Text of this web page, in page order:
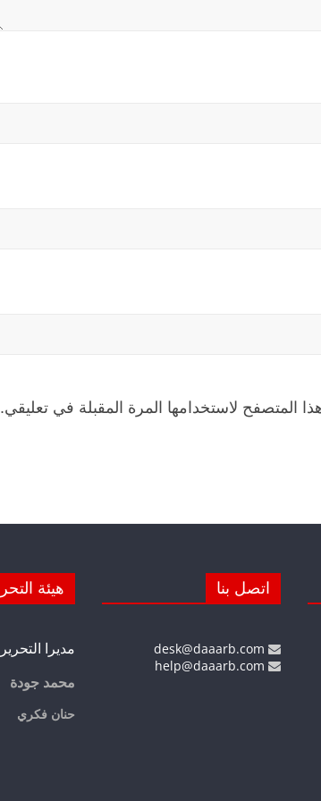
المتصفح لاستخدامها المرة المقبلة في تعليقي.
اتصل بنا هيئة
مديرا التحرير
محمد جودة
حنان فكري